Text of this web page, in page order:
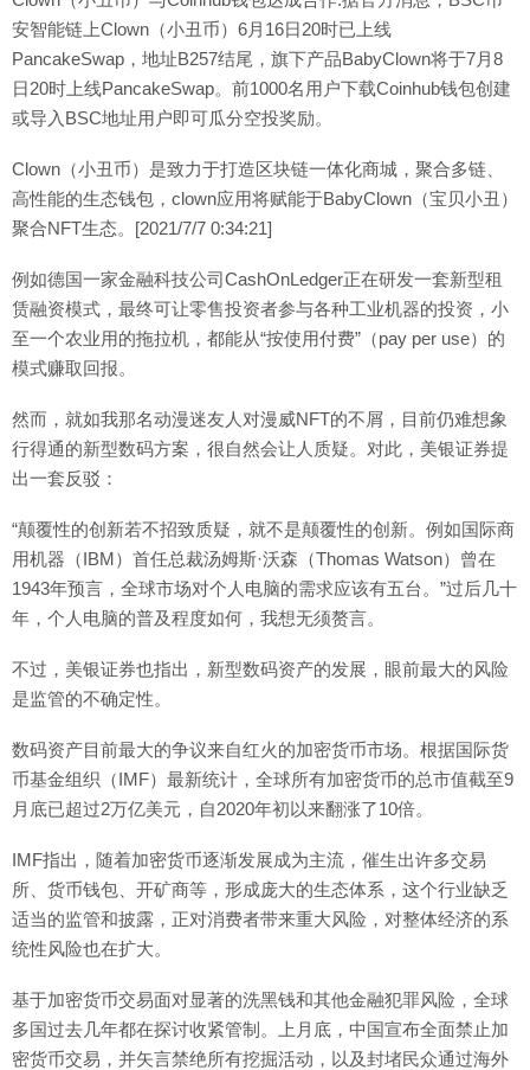
安智能链上Clown（小丑币）6月16日20时已上线
PancakeSwap，地址B257结尾，旗下产品BabyClown将于7月8
日20时上线PancakeSwap。前1000名用户下载Coinhub钱包创建
或导入BSC地址用户即可瓜分空投奖励。
Clown（小丑币）是致力于打造区块链一体化商城，聚合多链、
高性能的生态钱包，clown应用将赋能于BabyClown（宝贝小丑）
聚合NFT生态。[2021/7/7 0:34:21]
例如德国一家金融科技公司CashOnLedger正在研发一套新型租
赁融资模式，最终可让零售投资者参与各种工业机器的投资，小
至一个农业用的拖拉机，都能从“按使用付费”（pay per use）的
模式赚取回报。
然而，就如我那名动漫迷友人对漫威NFT的不屑，目前仍难想象
行得通的新型数码方案，很自然会让人质疑。对此，美银证券提
出一套反驳：
“颠覆性的创新若不招致质疑，就不是颠覆性的创新。例如国际商
用机器（IBM）首任总裁汤姆斯·沃森（Thomas Watson）曾在
1943年预言，全球市场对个人电脑的需求应该有五台。”过后几十
年，个人电脑的普及程度如何，我想无须赘言。
不过，美银证券也指出，新型数码资产的发展，眼前最大的风险
是监管的不确定性。
数码资产目前最大的争议来自红火的加密货币市场。根据国际货
币基金组织（IMF）最新统计，全球所有加密货币的总市值截至9
月底已超过2万亿美元，自2020年初以来翻涨了10倍。
IMF指出，随着加密货币逐渐发展成为主流，催生出许多交易
所、货币钱包、开矿商等，形成庞大的生态体系，这个行业缺乏
适当的监管和披露，正对消费者带来重大风险，对整体经济的系
统性风险也在扩大。
基于加密货币交易面对显著的洗黑钱和其他金融犯罪风险，全球
多国过去几年都在探讨收紧管制。上月底，中国宣布全面禁止加
密货币交易，并矢言禁绝所有挖掘活动，以及封堵民众通过海外